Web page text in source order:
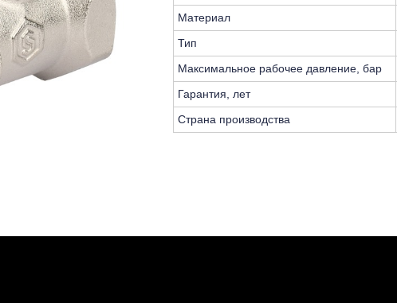
Материал
Тип
Максимальное рабочее давление, бар
Гарантия, лет
Страна производства